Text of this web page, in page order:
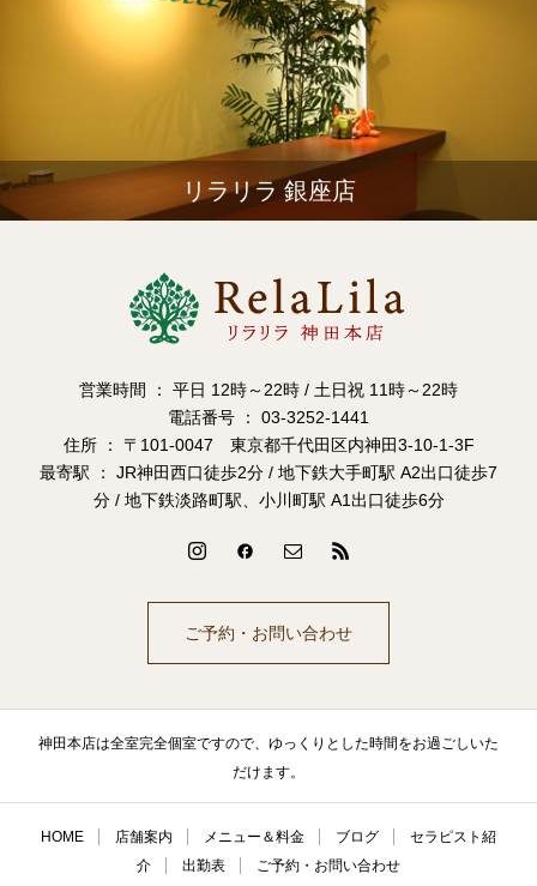
リラリラ 銀座店
営業時間 ： 平日 12時～22時 / 土日祝 11時～22時
電話番号 ： 03-3252-1441
住所 ： 〒101-0047 東京都千代田区内神田3-10-1-3F
最寄駅 ： JR神田西口徒歩2分 / 地下鉄大手町駅 A2出口徒歩7
分 / 地下鉄淡路町駅、小川町駅 A1出口徒歩6分
ご予約・お問い合わせ
神田本店は全室完全個室ですので、ゆっくりとした時間をお過ごしいた
だけます。
HOME 店舗案内 メニュー＆料金 ブログ
セラピスト紹
介
出勤表 ご予約・お問い合わせ